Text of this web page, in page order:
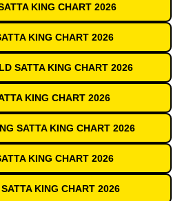
KING CHART 2026
KING CHART 2026
SATTA KING CHART 2026
KING CHART 2026
SATTA KING CHART 2026
KING CHART 2026
KING CHART 2026